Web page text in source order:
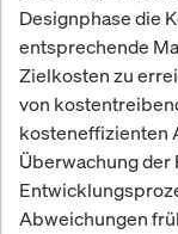
Designphase die
entsprechende
Zielkosten zu
von
kosteneffizienten
Überwachung
Abweichungen